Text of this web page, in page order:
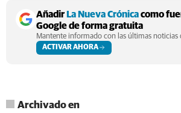
AñadirLa Nueva Crónicacomo
Google de forma gratuita
Mantente informado con las últimas noticias
ACTIVAR AHORA
Archivado en